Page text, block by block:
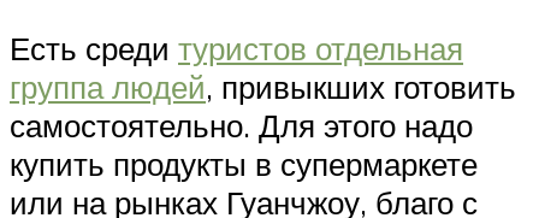
Есть среди туристов отдельная
группа людей, привыкших готовить
самостоятельно. Для этого надо
купить продукты в супермаркете
или на рынках Гуанчжоу, благо с